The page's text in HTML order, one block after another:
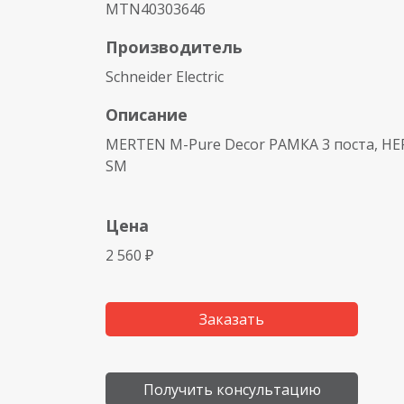
MTN40303646
Производитель
Schneider Electric
Описание
MERTEN M-Pure Decor РАМКА 3
SM
Цена
2 560 ₽
Заказать
Получить консультацию